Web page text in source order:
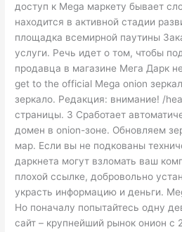
доступ к Mega маркету бывает
находится в активной стадии
площадка всемирной паутины
услуги. Речь идет о том, чтобы
продавца в магазине Мега Дарк
get to the official Mega onion
зеркало. Редакция: внимание! /
страницы. 3 Сработает
домен в onion-зоне. Обновляем
мар. Если вы не подкованы
даркнета могут взломать ваш
плохой ссылке, добровольно
украсть информацию и деньги.
Но поначалу попытайтесь одну
сайт – крупнейший рынок онион с